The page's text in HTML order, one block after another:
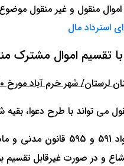
منقول و غیر منقول
استرداد مال
تقسیم اموال مشترک
شهر خرم آباد مورخ ۱۳۸۸/۱۲/۱۰
می تواند با طرح دعوا،
و در صورت غیرقابل تقسیم